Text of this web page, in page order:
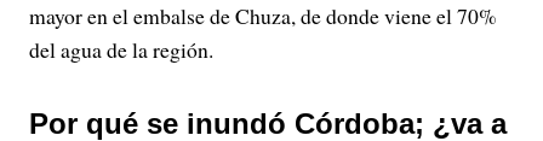
mayor en el embalse de Chuza, de donde viene el 70%
del agua de la región.
Por qué se inundó Córdoba; ¿va a